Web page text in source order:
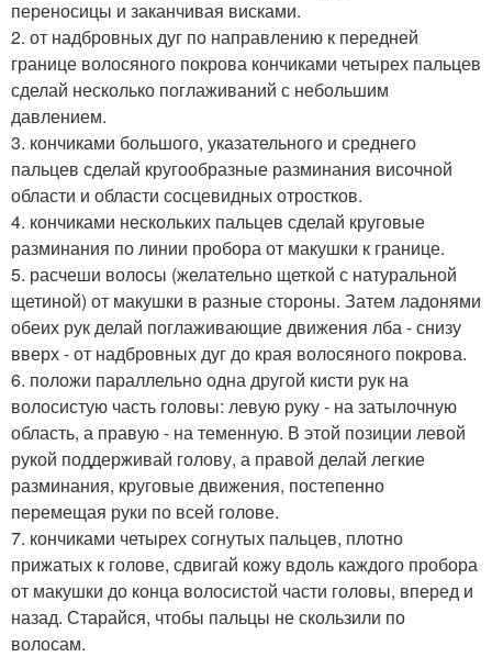
переносицы и заканчивая висками.
2. от надбровных дуг по направлению к передней
границе волосяного покрова кончиками четырех пальцев
сделай несколько поглаживаний с небольшим
давлением.
3. кончиками большого, указательного и среднего
пальцев сделай кругообразные разминания височной
области и области сосцевидных отростков.
4. кончиками нескольких пальцев сделай круговые
разминания по линии пробора от макушки к границе.
5. расчеши волосы (желательно щеткой с натуральной
щетиной) от макушки в разные стороны. Затем ладонями
обеих рук делай поглаживающие движения лба - снизу
вверх - от надбровных дуг до края волосяного покрова.
6. положи параллельно одна другой кисти рук на
волосистую часть головы: левую руку - на затылочную
область, а правую - на теменную. В этой позиции левой
рукой поддерживай голову, а правой делай легкие
разминания, круговые движения, постепенно
перемещая руки по всей голове.
7. кончиками четырех согнутых пальцев, плотно
прижатых к голове, сдвигай кожу вдоль каждого пробора
от макушки до конца волосистой части головы, вперед и
назад. Старайся, чтобы пальцы не скользили по
волосам.